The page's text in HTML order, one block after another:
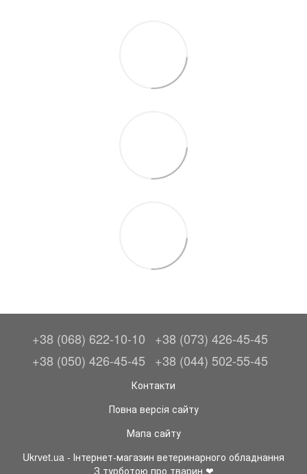
+38 (068) 622-10-10
+38 (073) 426-45-45
+38 (050) 426-45-45
+38 (044) 502-55-45
Контакти
Повна версія сайту
Мапа сайту
Ukrvet.ua - Інтернет-магазин ветеринарного обладнання
З турботою про тварин ❤